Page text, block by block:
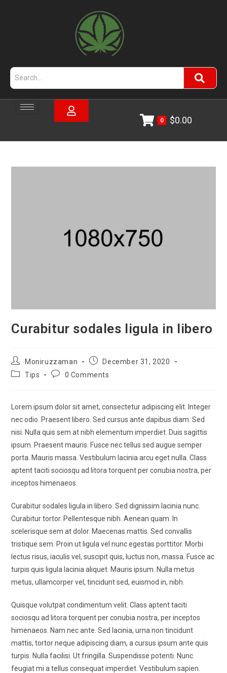
0 $0.00
Curabitur sodales ligula in libero
Moniruzzaman
December 31, 2020
Tips
0 Comments
Lorem ipsum dolor sit amet, consectetur adipiscing elit. Integer
nec odio. Praesent libero. Sed cursus ante dapibus diam. Sed
nisi. Nulla quis sem at nibh elementum imperdiet. Duis sagittis
ipsum. Praesent mauris. Fusce nec tellus sed augue semper
porta. Mauris massa. Vestibulum lacinia arcu eget nulla. Class
aptent taciti sociosqu ad litora torquent per conubia nostra, per
inceptos himenaeos.
Curabitur sodales ligula in libero. Sed dignissim lacinia nunc.
Curabitur tortor. Pellentesque nibh. Aenean quam. In
scelerisque sem at dolor. Maecenas mattis. Sed convallis
tristique sem. Proin ut ligula vel nunc egestas porttitor. Morbi
lectus risus, iaculis vel, suscipit quis, luctus non, massa. Fusce ac
turpis quis ligula lacinia aliquet. Mauris ipsum. Nulla metus
metus, ullamcorper vel, tincidunt sed, euismod in, nibh.
Quisque volutpat condimentum velit. Class aptent taciti
sociosqu ad litora torquent per conubia nostra, per inceptos
himenaeos. Nam nec ante. Sed lacinia, urna non tincidunt
mattis, tortor neque adipiscing diam, a cursus ipsum ante quis
turpis. Nulla facilisi. Ut fringilla. Suspendisse potenti. Nunc
feugiat mi a tellus consequat imperdiet. Vestibulum sapien.